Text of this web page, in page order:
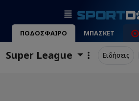
ΠΟΔΟΣΦΑΙΡΟ ΜΠΑΣΚΕΤ
Super League Ειδήσεις